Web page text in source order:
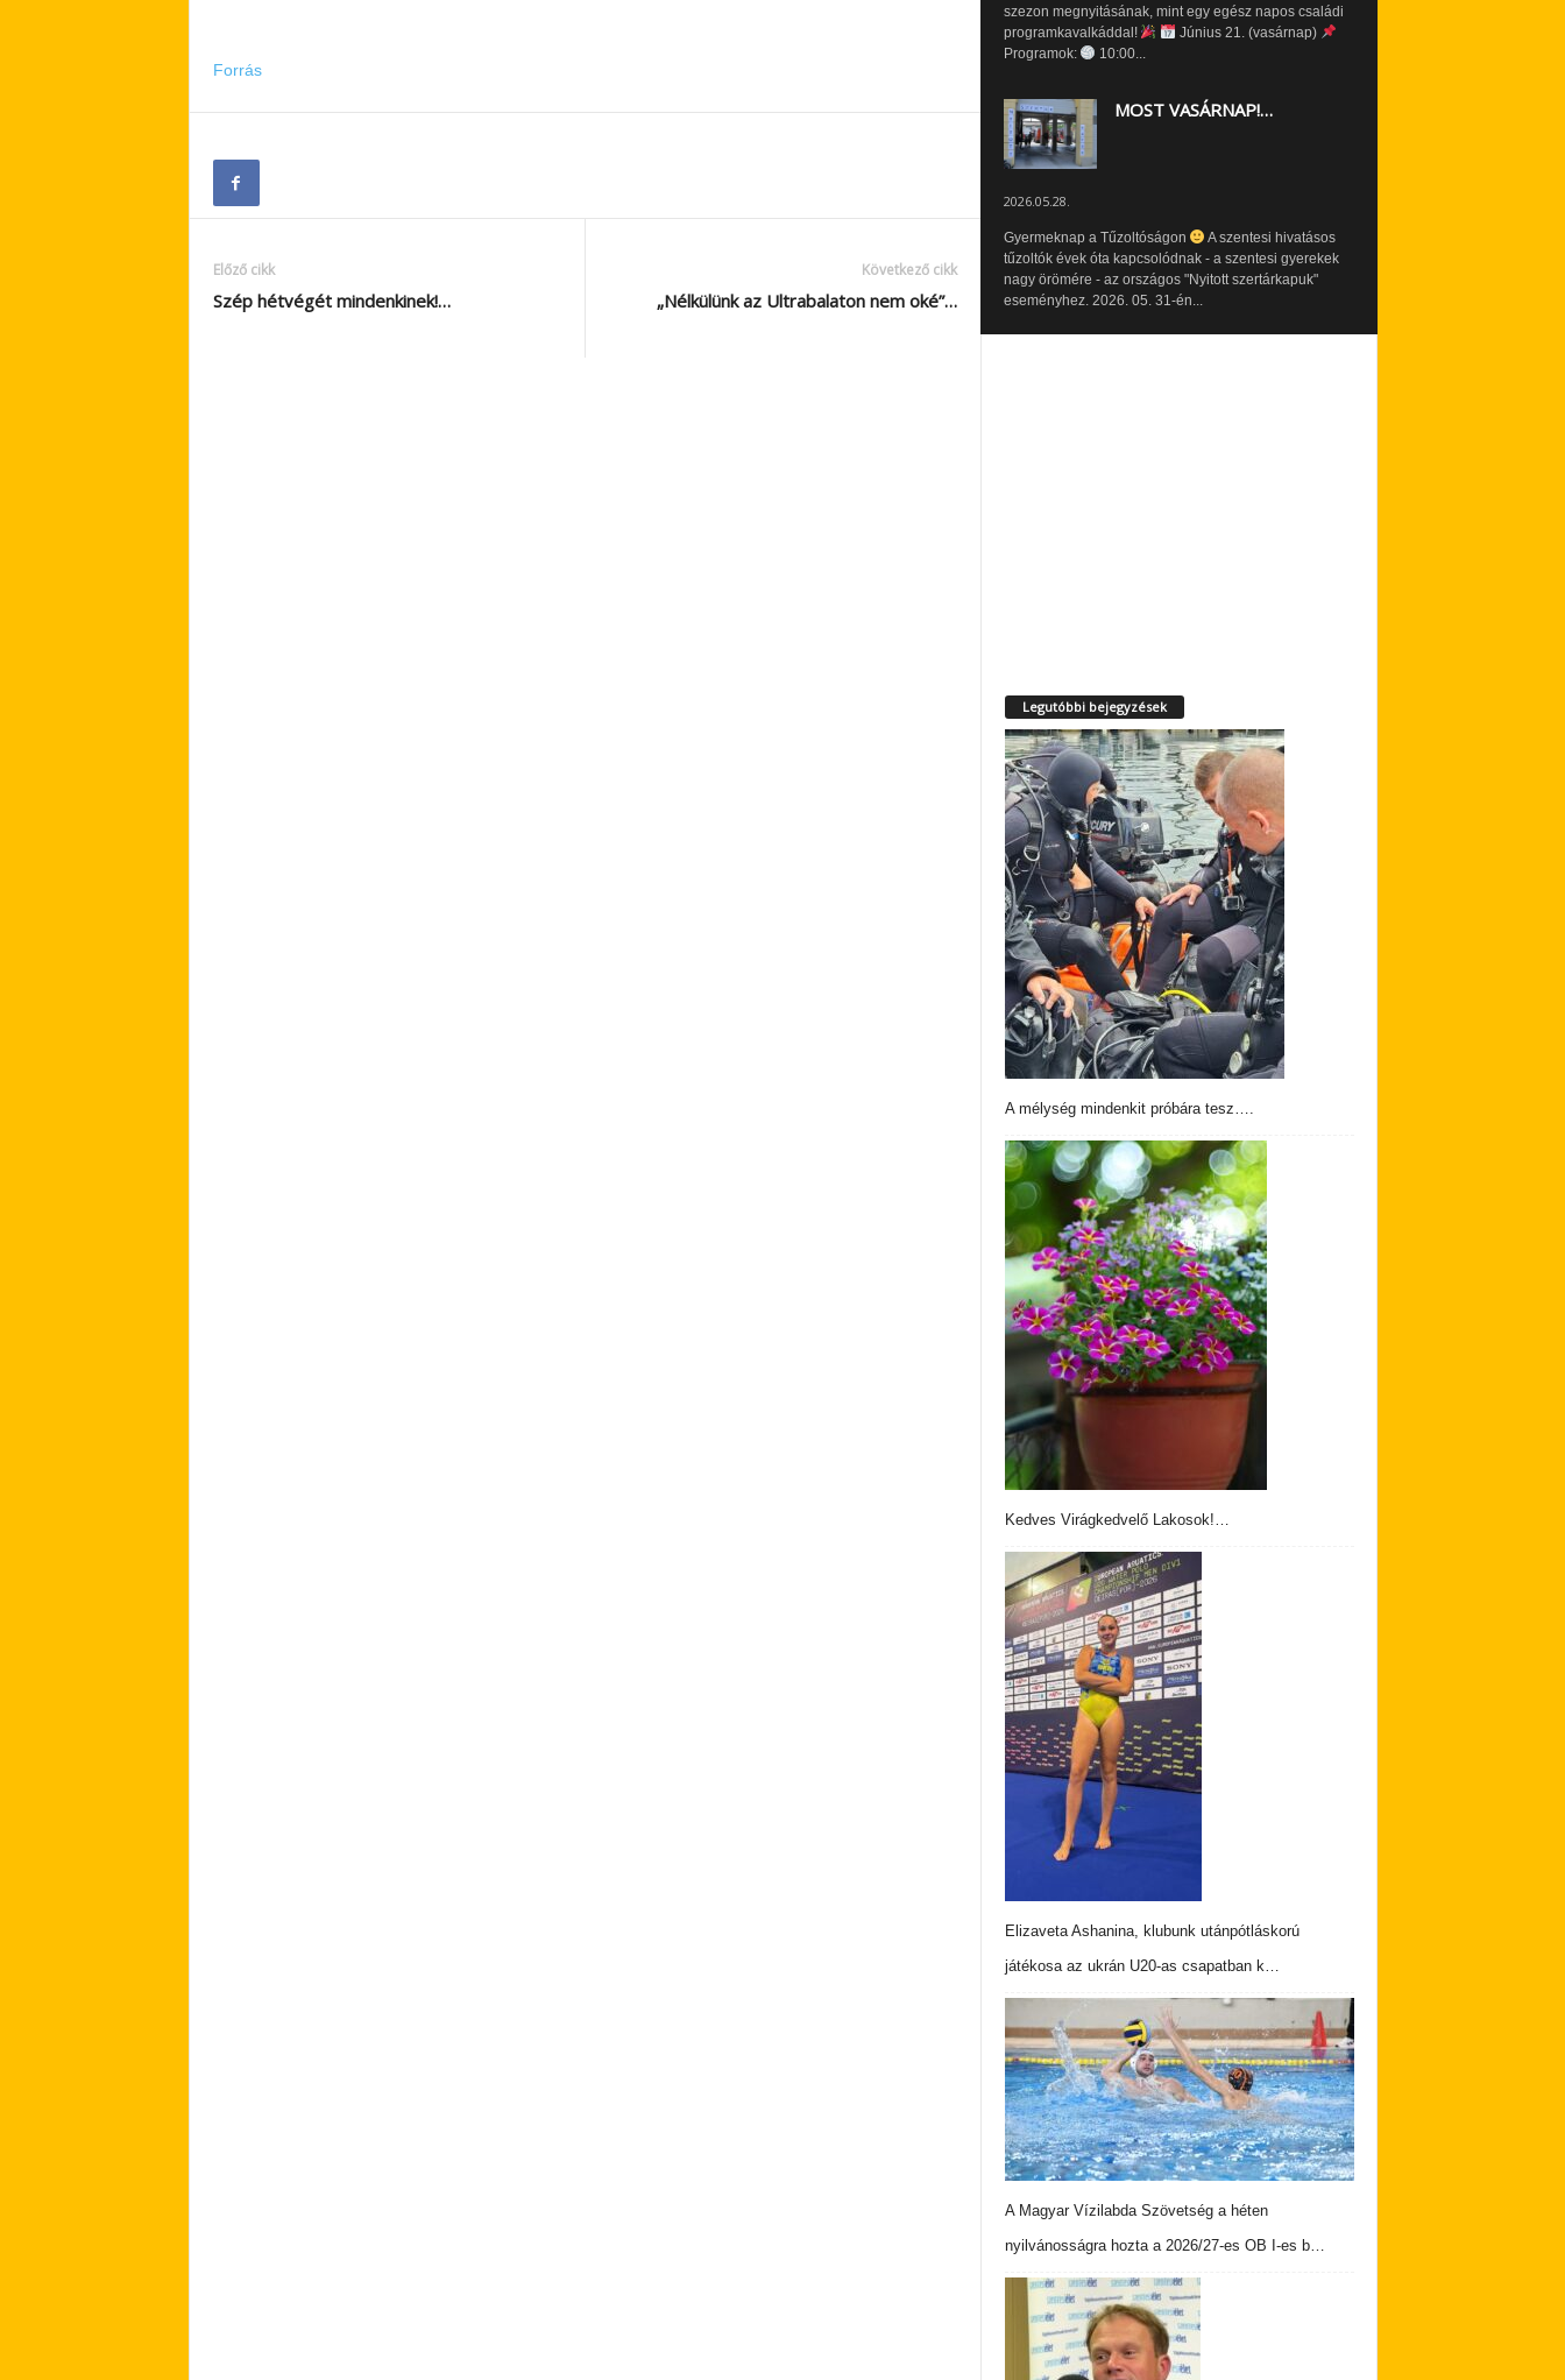
Forrás
Előző cikk
Szép hétvégét mindenkinek!…
Következő cikk
„Nélkülünk az Ultrabalaton nem oké”…
szezon megnyitásának, mint egy egész napos családi
programkavalkáddal!
Június 21. (vasárnap)
Programok:
10:00...
MOST VASÁRNAP!…
2026.05.28.
Gyermeknap a Tűzoltóságon
A szentesi hivatásos
tűzoltók évek óta kapcsolódnak - a szentesi gyerekek
nagy örömére - az országos "Nyitott szertárkapuk"
eseményhez. 2026. 05. 31-én...
Legutóbbi bejegyzések
A mélység mindenkit próbára tesz….
Kedves Virágkedvelő Lakosok!…
Elizaveta Ashanina, klubunk utánpótláskorú
játékosa az ukrán U20-as csapatban k…
A Magyar Vízilabda Szövetség a héten
nyilvánosságra hozta a 2026/27-es OB I-es b…